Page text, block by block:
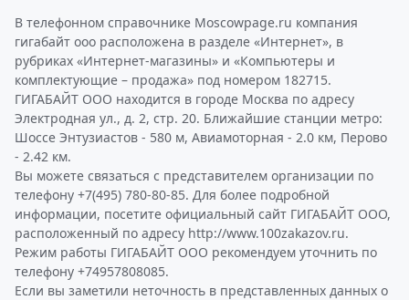
В телефонном справочнике Moscowpage.ru компания
гигабайт ооо расположена в разделе «Интернет», в
рубриках «Интернет-магазины» и «Компьютеры и
комплектующие – продажа» под номером 182715.
ГИГАБАЙТ ООО находится в городе Москва по адресу
Электродная ул., д. 2, стр. 20. Ближайшие станции метро:
Шоссе Энтузиастов - 580 м, Авиамоторная - 2.0 км, Перово
- 2.42 км.
Вы можете связаться с представителем организации по
телефону +7(495) 780-80-85. Для более подробной
информации, посетите официальный сайт ГИГАБАЙТ ООО,
расположенный по адресу http://www.100zakazov.ru.
Режим работы ГИГАБАЙТ ООО рекомендуем уточнить по
телефону +74957808085.
Если вы заметили неточность в представленных данных о